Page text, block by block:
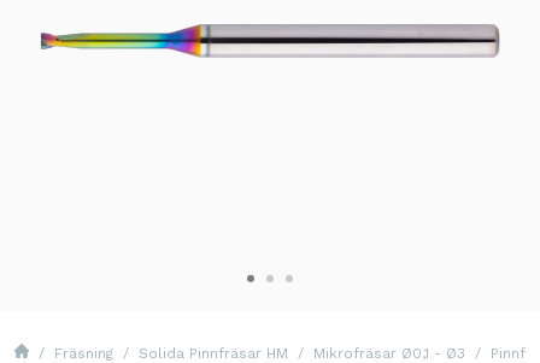
Fräsning Solida Pinnfräsar HM Mikrofräsar Ø0,1 - Ø3